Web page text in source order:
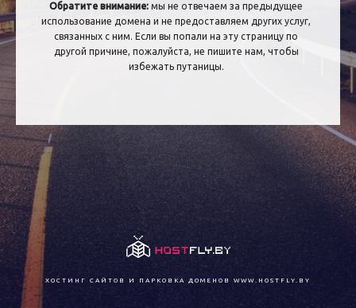
Обратите внимание: мы не отвечаем за предыдущее
использование домена и не предоставляем других услуг,
связанных с ним. Если вы попали на эту страницу по
другой причине, пожалуйста, не пишите нам, чтобы
избежать путаницы.
ХОСТИНГ САЙТОВ И ПАРКОВКА ДОМЕНОВ WWW.HOSTFLY.BY